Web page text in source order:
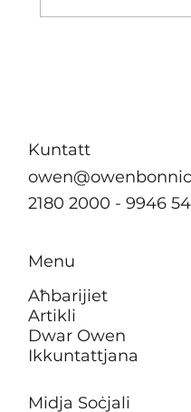
Kuntatt
2180 2000 - 9946
Menu
Aħbarijiet
Artikli
Dwar Owen
Ikkuntattjana
Midja Soċjali